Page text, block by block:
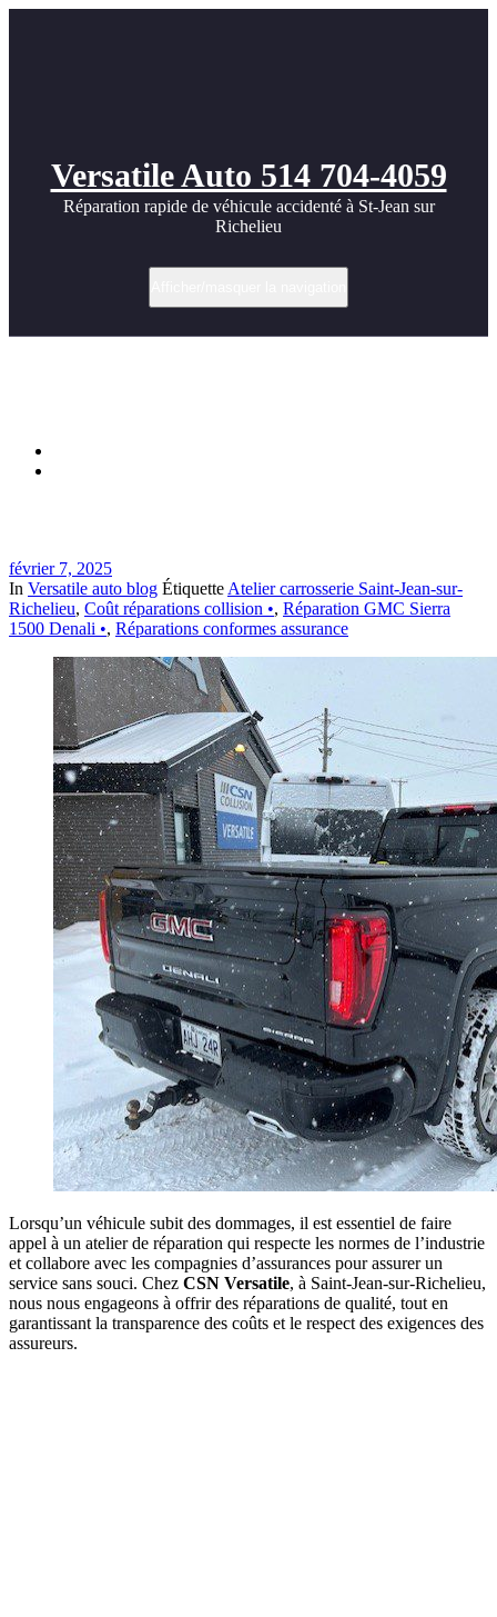
Versatile Auto 514 704-4059
Réparation rapide de véhicule accidenté à St-Jean sur
Richelieu
février 7, 2025
In Versatile auto blog Étiquette Atelier carrosserie Saint-Jean-sur-
Richelieu, Coût réparations collision •, Réparation GMC Sierra
1500 Denali •, Réparations conformes assurance
Lorsqu’un véhicule subit des dommages, il est essentiel de faire
appel à un atelier de réparation qui respecte les normes de l’industrie
et collabore avec les compagnies d’assurances pour assurer un
service sans souci. Chez CSN Versatile, à Saint-Jean-sur-Richelieu,
nous nous engageons à offrir des réparations de qualité, tout en
garantissant la transparence des coûts et le respect des exigences des
assureurs.